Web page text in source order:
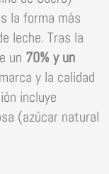
la forma más
leche. Tras la
un 70% y un
y la calidad
incluye
(azúcar natural